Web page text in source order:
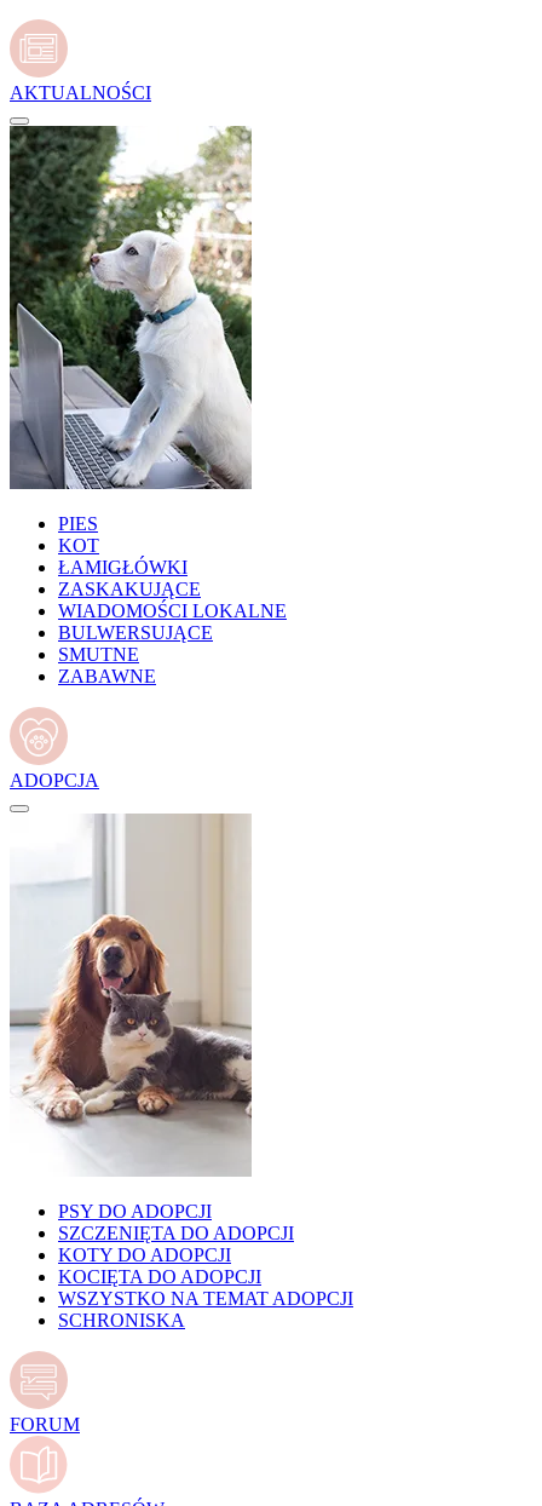
AKTUALNOŚCI
PIES
KOT
ŁAMIGŁÓWKI
ZASKAKUJĄCE
WIADOMOŚCI LOKALNE
BULWERSUJĄCE
SMUTNE
ZABAWNE
ADOPCJA
PSY DO ADOPCJI
SZCZENIĘTA DO ADOPCJI
KOTY DO ADOPCJI
KOCIĘTA DO ADOPCJI
WSZYSTKO NA TEMAT ADOPCJI
SCHRONISKA
FORUM